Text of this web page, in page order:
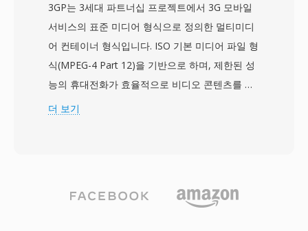
내 재생을 위해 클립을 정리하는 인덱스 및 재생목
록 파일이 함께 저장됩니다. 전송 스트림 패키징에
는 오디오-비디오 동기화 유지에 중요한 타이밍
정보가 포함되며, 효율적인 탐색을 위한 랜덤 액세
스 포인트 등의 기능을 지원합니다. MTS 녹화는
카메라 센서가 캡처한 전체 품질을 보존하여, 편집
SDHC 메모리 카드에서 연장된 녹화 시간을 가능
하게 합니다. MTS 파일은 모든 주요 비디오 편집
3GP는 3세대 파트너십 프로젝트에서 3G 모바일
서비스의 표준 미디어 형식으로 정의한 멀티미디
어 컨테이너 형식입니다. ISO 기본 미디어 파일 형
식(MPEG-4 Part 12)을 기반으로 하며, 제한된 성
능의 휴대전화가 효율적으로 비디오 콘텐츠를 촬
영, 저장, 재생할 수 있도록 저장 용량과 대역폭 요
와 기기 하드웨어가 파일 크기에 엄격한 제약을 가
더 보기